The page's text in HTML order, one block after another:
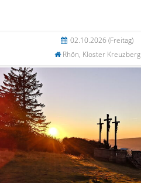
02.10.2026 (Freitag)
Rhön, Kloster Kreuzberg